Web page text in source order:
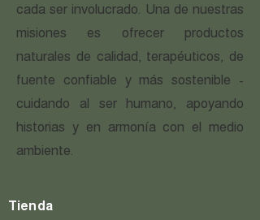
cada ser involucrado. Una de nuestras
misiones es ofrecer productos
naturales de calidad, terapéuticos, de
fuente confiable y más sostenible -
cuidando al ser humano, apoyando
historias y en armonía con el medio
ambiente.
Tienda